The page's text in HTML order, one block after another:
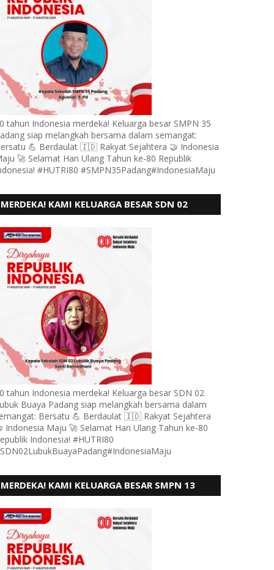
tahun Indonesia merdeka! Keluarga besar SMPN 35
siap melangkah bersama dalam semangat:
💪 Berdaulat 🇮🇩 Rakyat Sejahtera 🤝 Indonesia
🚀 Selamat Hari Ulang Tahun ke-80 Republik
#HUTRI80 #SMPN35Padang#IndonesiaMaju
MERDEKA! KAMI KELUARGA BESAR SDN 02
MENGUCAPKAN HUT RI KE - 80,
tahun Indonesia merdeka! Keluarga besar SDN 02
Buaya Padang siap melangkah bersama dalam
Bersatu 💪 Berdaulat 🇮🇩 Rakyat Sejahtera
Indonesia Maju 🚀 Selamat Hari Ulang Tahun ke-80
Indonesia! #HUTRI80
MERDEKA! KAMI KELUARGA BESAR SMPN 13